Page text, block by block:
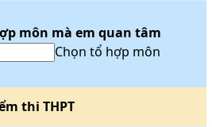
môn mà em quan tâm
Chọn tổ hợp môn
thi THPT